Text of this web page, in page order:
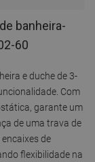
banheira-
60
e duche de 3-
Com
garante um
de uma trava de
de
flexibilidade na